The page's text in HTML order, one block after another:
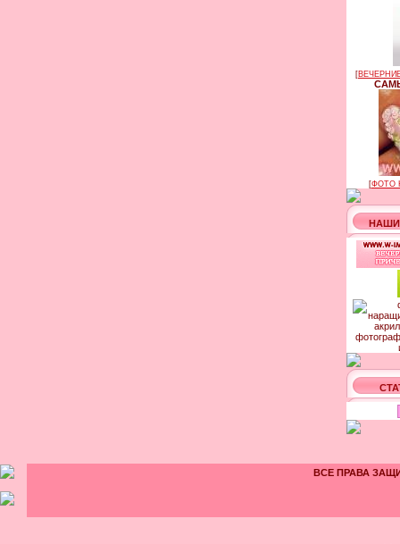
[
[ФОТО
ВСЕ ПРАВА